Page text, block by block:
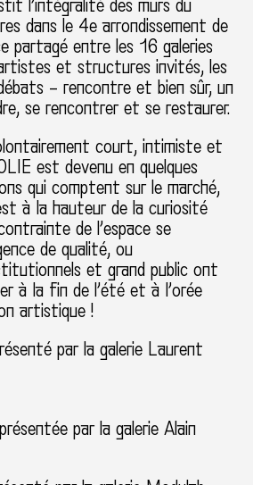
l’intégralité des murs du
dans le 4e arrondissement de
partagé entre les 16 galeries
et structures invités, les
– rencontre et bien sûr, un
se rencontrer et se restaurer.
court, intimiste et
est devenu en quelques
qui comptent sur le marché,
à la hauteur de la curiosité
de l’espace se
de qualité, ou
et grand public ont
à la fin de l’été et à l’orée
artistique !
par la galerie Laurent
par la galerie Alain